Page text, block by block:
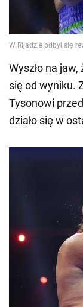
Wyszło na
się od wyniku.
Tysonowi
działo się w